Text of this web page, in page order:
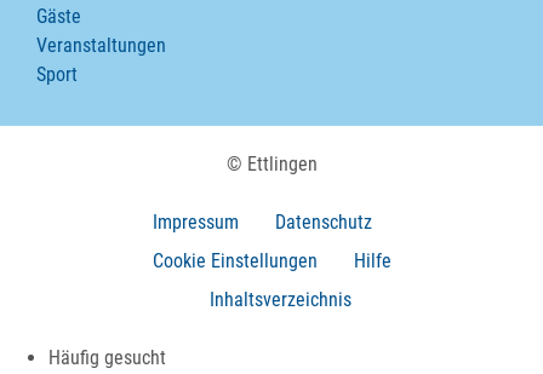
Gäste
Veranstaltungen
Sport
© Ettlingen
Impressum
Datenschutz
Cookie Einstellungen
Hilfe
Inhaltsverzeichnis
Häufig gesucht